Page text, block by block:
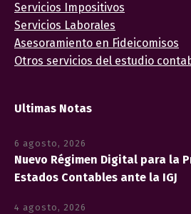
Servicios Impositivos
Servicios Laborales
Asesoramiento en Fideicomisos
Otros servicios del estudio
Ultimas Notas
6 agosto, 2026
Nuevo Régimen Digital para la
Estados Contables ante la IGJ
4 agosto, 2026